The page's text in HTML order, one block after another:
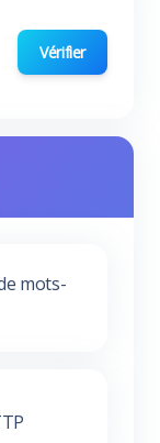
Vérifier
mots-